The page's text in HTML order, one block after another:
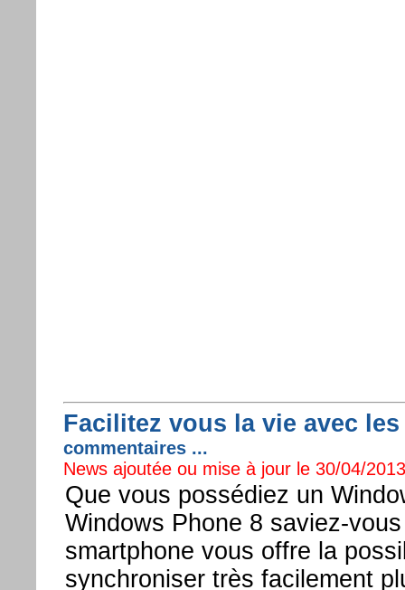
Facilitez vous la vie avec
commentaires ...
News ajoutée ou mise à jour le 30/04/
Que vous possédiez un
Windows Phone 8 saviez-
smartphone vous offre la
synchroniser très facilement